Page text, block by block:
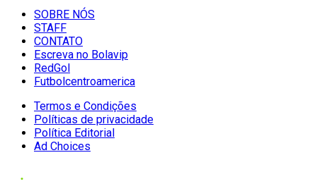
SOBRE NÓS
STAFF
CONTATO
Escreva no Bolavip
RedGol
Futbolcentroamerica
Termos e Condições
Políticas de privacidade
Política Editorial
Ad Choices